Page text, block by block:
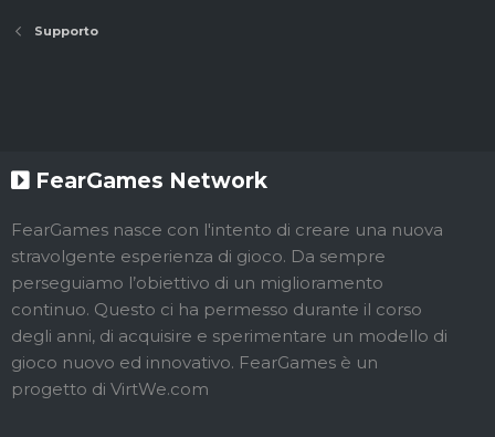
Supporto
FearGames Network
FearGames nasce con l'intento di creare una nuova
stravolgente esperienza di gioco. Da sempre
perseguiamo l’obiettivo di un miglioramento
continuo. Questo ci ha permesso durante il corso
degli anni, di acquisire e sperimentare un modello di
gioco nuovo ed innovativo. FearGames è un
progetto di VirtWe.com